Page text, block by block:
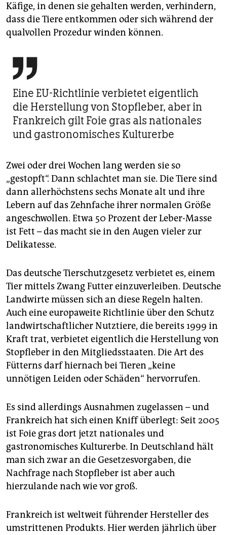
Käfige, in denen sie gehalten werden, verhindern,
dass die Tiere entkommen oder sich während der
qualvollen Prozedur winden können.

Eine EU-Richtlinie verbietet eigentlich
die Herstellung von Stopfleber, aber in
Frankreich gilt Foie gras als nationales
und gastronomisches Kulturerbe
Zwei oder drei Wochen lang werden sie so
„gestopft“. Dann schlachtet man sie. Die Tiere sind
dann allerhöchstens sechs Monate alt und ihre
Lebern auf das Zehnfache ihrer normalen Größe
angeschwollen. Etwa 50 Prozent der Leber-Masse
ist Fett – das macht sie in den Augen vieler zur
Delikatesse.
Das deutsche Tierschutzgesetz verbietet es, einem
Tier mittels Zwang Futter einzuverleiben. Deutsche
Landwirte müssen sich an diese Regeln halten.
Auch eine europaweite Richtlinie über den Schutz
landwirtschaftlicher Nutztiere, die bereits 1999 in
Kraft trat, verbietet eigentlich die Herstellung von
Stopfleber in den Mitgliedsstaaten. Die Art des
Fütterns darf hiernach bei Tieren „keine
unnötigen Leiden oder Schäden“ hervorrufen.
Es sind allerdings Ausnahmen zugelassen – und
Frankreich hat sich einen Kniff überlegt: Seit 2005
ist Foie gras dort jetzt nationales und
gastronomisches Kulturerbe. In Deutschland hält
man sich zwar an die Gesetzesvorgaben, die
Nachfrage nach Stopfleber ist aber auch
hierzulande nach wie vor groß.
Frankreich ist weltweit führender Hersteller des
umstrittenen Produkts. Hier werden jährlich über